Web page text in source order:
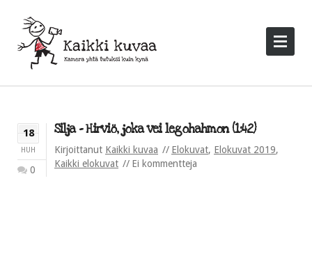
18
HUH
0
Silja – Hirviö, joka vei legohahmon (1:42)
Kirjoittanut Kaikki kuvaa Elokuvat, Elokuvat 2019,
Kaikki elokuvat
Ei kommentteja